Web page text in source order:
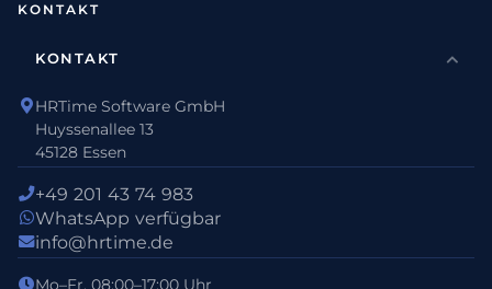
KONTAKT
KONTAKT
HRTime Software GmbH
Huyssenallee 13
45128 Essen
+49 201 43 74 983
WhatsApp verfügbar
info@hrtime.de
Mo–Fr, 08:00–17:00 Uhr